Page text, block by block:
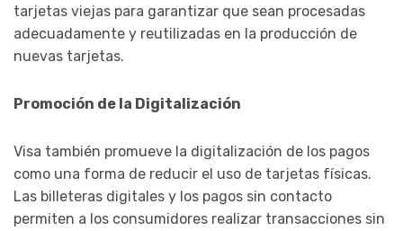
tarjetas viejas para garantizar que sean procesadas
adecuadamente y reutilizadas en la producción de
nuevas tarjetas.
Promoción de la Digitalización
Visa también promueve la digitalización de los pagos
como una forma de reducir el uso de tarjetas físicas.
Las billeteras digitales y los pagos sin contacto
permiten a los consumidores realizar transacciones sin